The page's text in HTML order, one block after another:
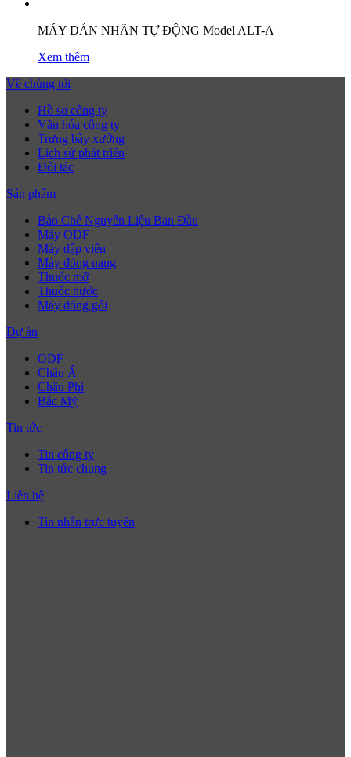
MÁY DÁN NHÃN TỰ ĐỘNG Model ALT-A
Xem thêm
Về chúng tôi
Hồ sơ công ty
Văn hóa công ty
Trưng bày xưởng
Lịch sử phát triển
Đối tác
Sản phẩm
Bào Chế Nguyên Liệu Ban Đầu
Máy ODF
Máy dập viên
Máy đóng nang
Thuốc mỡ
Thuốc nước
Máy đóng gói
Dự án
ODF
Châu Á
Châu Phi
Bắc Mỹ
Tin tức
Tin công ty
Tin tức chung
Liên hệ
Tin nhắn trực tuyến